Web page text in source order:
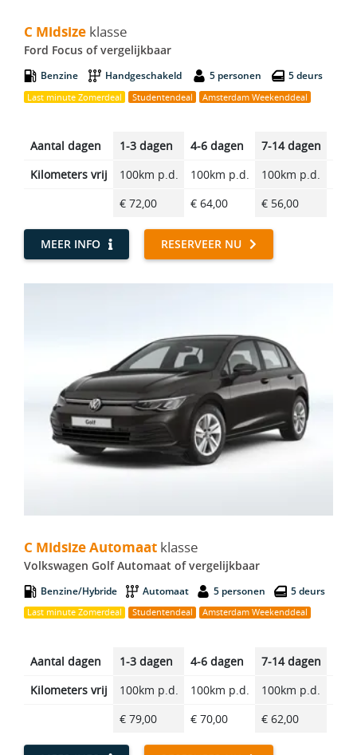
C Midsize klasse
Ford Focus of vergelijkbaar
Benzine Handgeschakeld 5 personen 5 deurs
Last minute Zomerdeal Studentendeal Amsterdam Weekenddeal
Aantal dagen 1-3 dagen 4-6 dagen 7-14 dagen
Kilometers vrij
100km p.d. 100km p.d. 100km p.d.
€ 72,00
€ 64,00 € 56,00
MEER INFO RESERVEER NU
C Midsize Automaat klasse
Volkswagen Golf Automaat of vergelijkbaar
Benzine/Hybride Automaat 5 personen 5 deurs
Last minute Zomerdeal Studentendeal Amsterdam Weekenddeal
Aantal dagen 1-3 dagen 4-6 dagen 7-14 dagen
Kilometers vrij
100km p.d. 100km p.d. 100km p.d.
€ 79,00
€ 70,00 € 62,00